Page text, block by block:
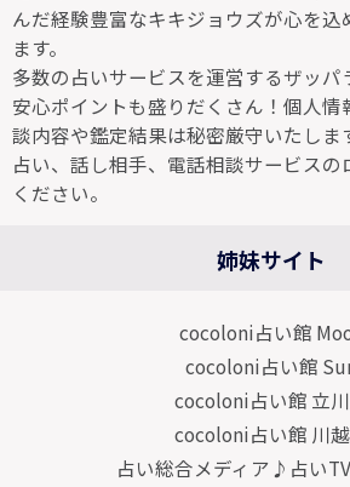
んだ経験豊富なキキジョウズが心を込
ます。
多数の占いサービスを運営するザッパ
安心ポイントも盛りだくさん！個人情
談内容や鑑定結果は秘密厳守いたしま
占い、話し相手、電話相談サービスの
ください。
姉妹サイト
cocoloni占い館
cocoloni占い館
cocoloni占い館 立
cocoloni占い館 川
占い総合メディア♪占い